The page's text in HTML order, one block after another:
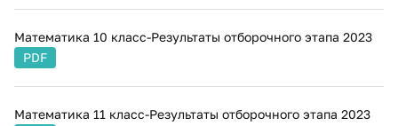
Математика 10 класс-Результаты отборочного этапа 2023
PDF
Математика 11 класс-Результаты отборочного этапа 2023